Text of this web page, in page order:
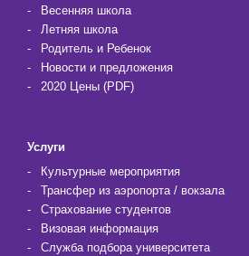
Весенняя школа
Летняя школа
Родитель и Ребенок
Новости и предложения
2020 Цены (PDF)
Услуги
Культурные мероприятия
Трансфер из аэропорта / вокзала
Страхование студентов
Визовая информация
Служба подбора университета